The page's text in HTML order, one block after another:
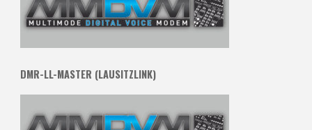
DMR-LL-MASTER (LAUSITZLINK)